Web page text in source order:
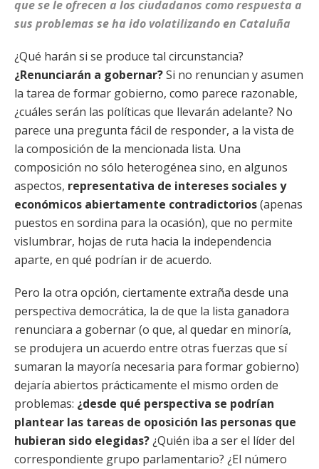
que se le ofrecen a los ciudadanos como respuesta a
sus problemas se ha ido volatilizando en Cataluña
¿Qué harán si se produce tal circunstancia?
¿Renunciarán a gobernar?Si no renuncian y asumen
la tarea de formar gobierno, como parece razonable,
¿cuáles serán las políticas que llevarán adelante? No
parece una pregunta fácil de responder, a la vista de
la composición de la mencionada lista. Una
composición no sólo heterogénea sino, en algunos
aspectos, representativa de intereses sociales y
económicos abiertamente contradictorios(apenas
puestos en sordina para la ocasión), que no permite
vislumbrar, hojas de ruta hacia la independencia
aparte, en qué podrían ir de acuerdo.
Pero la otra opción, ciertamente extraña desde una
perspectiva democrática, la de que la lista ganadora
renunciara a gobernar (o que, al quedar en minoría,
se produjera un acuerdo entre otras fuerzas que sí
sumaran la mayoría necesaria para formar gobierno)
dejaría abiertos prácticamente el mismo orden de
problemas: ¿desde qué perspectiva se podrían
plantear las tareas de oposición las personas que
hubieran sido elegidas?¿Quién iba a ser el líder del
correspondiente grupo parlamentario? ¿El número